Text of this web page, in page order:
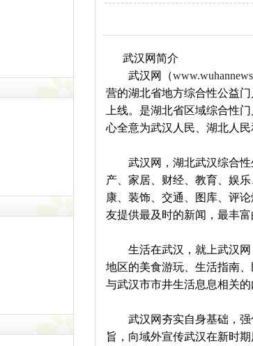
武汉网简介
武汉网（
营的湖北省地方综合性公益
上线。是湖北省区域综合性
心全意为武汉人民、湖北人
武汉网，湖北武汉综合性
产
家居 财经 教育 娱乐
康、装饰、交通
图库
评
友提供最及时的新闻，最丰富
生活在武汉，就上武汉
地区的美食游玩、生活指南
与武汉市市井生活息息相关的
武汉网夯实自身基础，强
旨，向域外宣传武汉在新时